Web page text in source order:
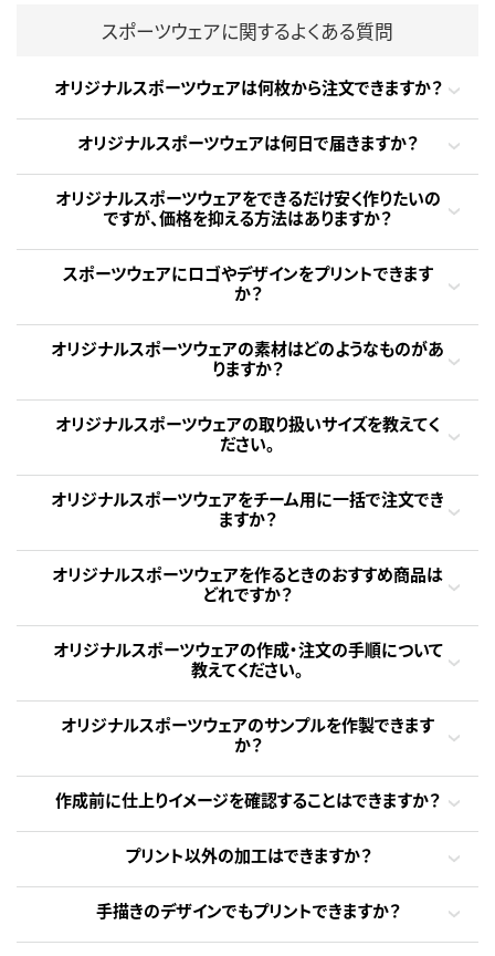
スポーツウェアに関するよくある質問
オリジナルスポーツウェアは何枚から注文できますか？
オリジナルスポーツウェアは何日で届きますか？
オリジナルスポーツウェアをできるだけ安く作りたいの
ですが、価格を抑える方法はありますか？
スポーツウェアにロゴやデザインをプリントできます
か？
オリジナルスポーツウェアの素材はどのようなものがあ
りますか？
オリジナルスポーツウェアの取り扱いサイズを教えてく
ださい。
オリジナルスポーツウェアをチーム用に一括で注文でき
ますか？
オリジナルスポーツウェアを作るときのおすすめ商品は
どれですか？
オリジナルスポーツウェアの作成・注文の手順について
教えてください。
オリジナルスポーツウェアのサンプルを作製できます
か？
作成前に仕上りイメージを確認することはできますか？
プリント以外の加工はできますか？
手描きのデザインでもプリントできますか？